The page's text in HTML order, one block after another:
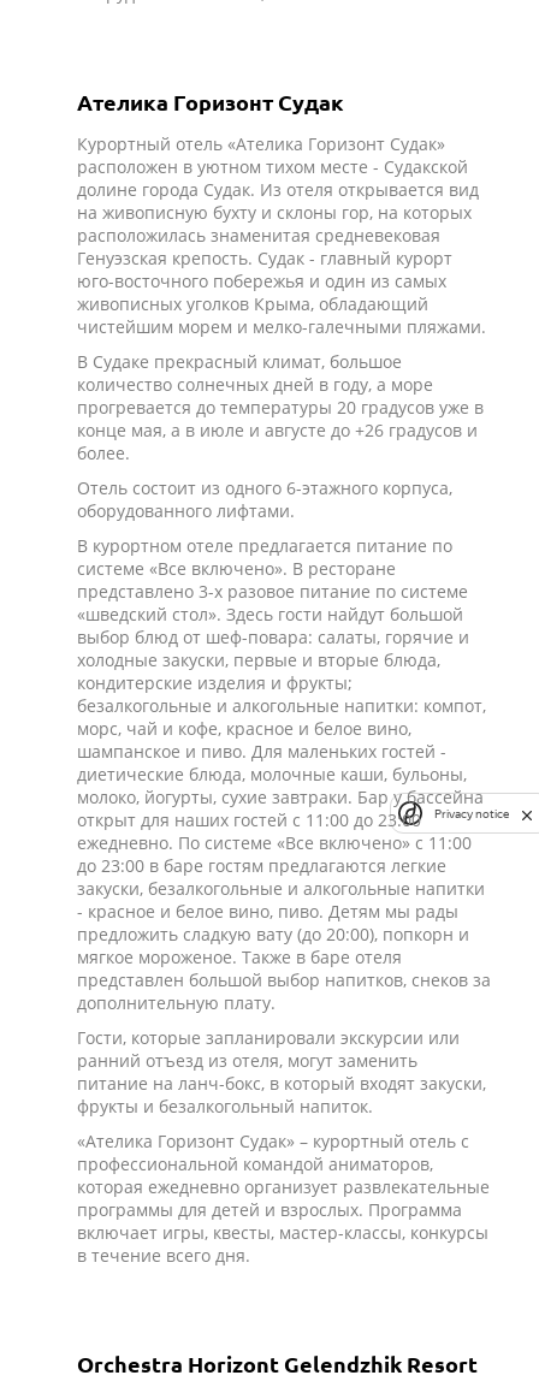
Ателика Горизонт Судак
Курортный отель «Ателика Горизонт Судак»
расположен в уютном тихом месте - Судакской
долине города Судак. Из отеля открывается вид
на живописную бухту и склоны гор, на которых
расположилась знаменитая средневековая
Генуэзская крепость. Судак - главный курорт
юго-восточного побережья и один из самых
живописных уголков Крыма, обладающий
чистейшим морем и мелко-галечными пляжами.
В Судаке прекрасный климат, большое
количество солнечных дней в году, а море
прогревается до температуры 20 градусов уже в
конце мая, а в июле и августе до +26 градусов и
более.
Отель состоит из одного 6-этажного корпуса,
оборудованного лифтами.
В курортном отеле предлагается питание по
системе «Все включено». В ресторане
представлено 3-х разовое питание по системе
«шведский стол». Здесь гости найдут большой
выбор блюд от шеф-повара: салаты, горячие и
холодные закуски, первые и вторые блюда,
кондитерские изделия и фрукты;
безалкогольные и алкогольные напитки: компот,
морс, чай и кофе, красное и белое вино,
шампанское и пиво. Для маленьких гостей -
диетические блюда, молочные каши, бульоны,
молоко, йогурты, сухие завтраки. Бар у бассейна
открыт для наших гостей с 11:00 до 23:00
ежедневно. По системе «Все включено» с 11:00
до 23:00 в баре гостям предлагаются легкие
закуски, безалкогольные и алкогольные напитки
- красное и белое вино, пиво. Детям мы рады
предложить сладкую вату (до 20:00), попкорн и
мягкое мороженое. Также в баре отеля
представлен большой выбор напитков, снеков за
дополнительную плату.
Гости, которые запланировали экскурсии или
ранний отъезд из отеля, могут заменить
питание на ланч-бокс, в который входят закуски,
фрукты и безалкогольный напиток.
«Ателика Горизонт Судак» – курортный отель с
профессиональной командой аниматоров,
которая ежедневно организует развлекательные
программы для детей и взрослых. Программа
включает игры, квесты, мастер-классы, конкурсы
в течение всего дня.
Orchestra Horizont Gelendzhik Resort
Privacy notice